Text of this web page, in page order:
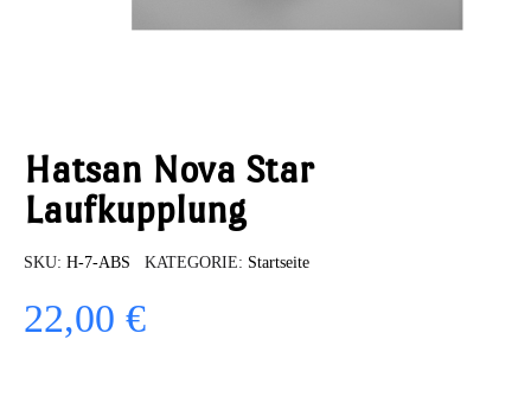
Hatsan Nova Star
Laufkupplung
SKU H-7-ABS KATEGORIE Startseite
22,00 €